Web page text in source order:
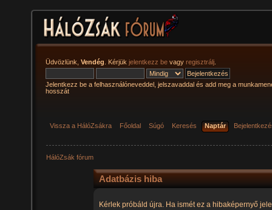
Üdvözlünk, Vendég . Kérjük jelentkezz be vagy regisztrálj
Jelentkezz be a felhasználóneveddel, jelszavaddal és add meg a
hosszát
Vissza a HálóZsákra Főoldal Súgó Keresés Naptár
HálóZsák fórum
Adatbázis hiba
Kérlek próbáld újra. Ha ismét ez a hibaképernyő